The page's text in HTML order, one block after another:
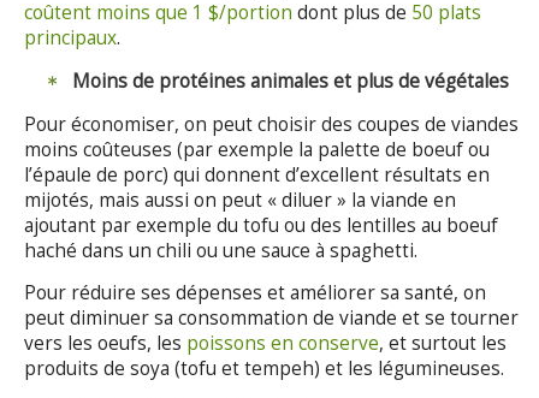
coûtent moins que 1 $/portion dont plus de 50 plats
principaux.
Moins de protéines animales et plus de végétales
Pour économiser, on peut choisir des coupes de viandes
moins coûteuses (par exemple la palette de boeuf ou
l’épaule de porc) qui donnent d’excellent résultats en
mijotés, mais aussi on peut « diluer » la viande en
ajoutant par exemple du tofu ou des lentilles au boeuf
haché dans un chili ou une sauce à spaghetti.
Pour réduire ses dépenses et améliorer sa santé, on
peut diminuer sa consommation de viande et se tourner
vers les oeufs, les poissons en conserve, et surtout les
produits de soya (tofu et tempeh) et les légumineuses.